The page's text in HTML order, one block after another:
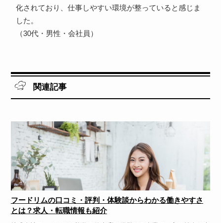
化されており、仕事しやすい環境が整っていると感じま
した。
（30代・男性・会社員）
関連記事
フードリムの口コミ・評判・体験談からわかる働きやすさ
とは？求人・転職情報も紹介